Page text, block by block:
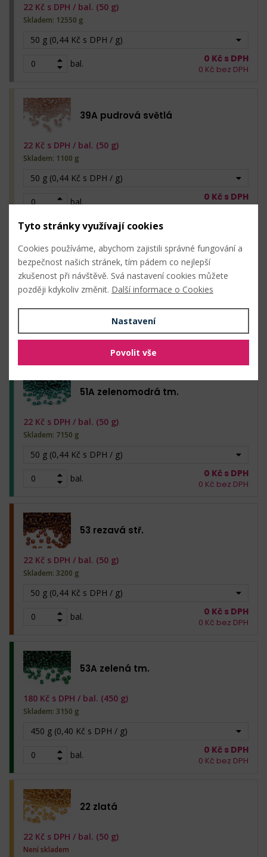
50 g (0,44 Kč s DPH / g)
bal.
22 Kč s DPH / bal. (50 g)
Skladem: 12550 g
0 Kč s DPH
0 Kč bez DPH
39A pudrová světlá
50 g (0,44 Kč s DPH / g)
bal.
22 Kč s DPH / bal. (50 g)
Skladem: 1100 g
0 Kč s DPH
0Kč bez DPH
41A fialová tmavá
50 g (0,44 Kč s DPH / g)
bal.
Kč s DPH / bal. (50 g)
Skladem: 3700 g
0Kč s DPH
51A zelenomodrá tm.
50 g (0,44 Kč s DPH / g)
bal.
22 Kč s DPH / bal. (50 g)
Skladem: 7150 g
0 Kč s DPH
0 Kč bez DPH
53 rezavá stř.
50 g (0,44 Kč s DPH / g)
bal.
22 Kč s DPH / bal. (50 g)
Skladem: 3200 g
0 Kč s DPH
0 Kč bez DPH
53A zelená tm.
450 g (0,40 Kč s DPH / g)
bal.
180 Kč s DPH / bal. (450 g)
Skladem: 3150 g
0 Kč s DPH
0 Kč bez DPH
22 zlatá
22 Kč s DPH / bal. (50 g)
Není skladem
Tyto stránky využívají cookies
Cookies používáme, abychom zajistili správné fungování a
bezpečnost našich stránek, tím pádem co nejlepší
zkušenost při návštěvě. Svá nastavení cookies můžete
později kdykoliv změnit. Další informace o Cookies
Nastavení
Povolit vše